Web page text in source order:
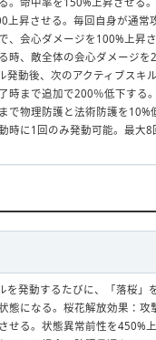
上昇させる。毎回自身が通常
、会心ダメージを100%上昇
時、敵全体の会心ダメージを
発動後、次のアクティブスキ
時まで追加で200％低下する
で物理防護と法術防護を10%
時に1回のみ発動可能。最大8
を発動するたびに、「落桜」
態になる。桜花解放効果：攻
せる。状態異常前性を450%